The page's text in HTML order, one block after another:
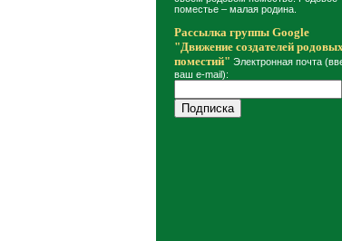
поместье – малая родина.
Рассылка группы Google
"Движение создателей
поместий" Электронная почта
ваш e-mail):